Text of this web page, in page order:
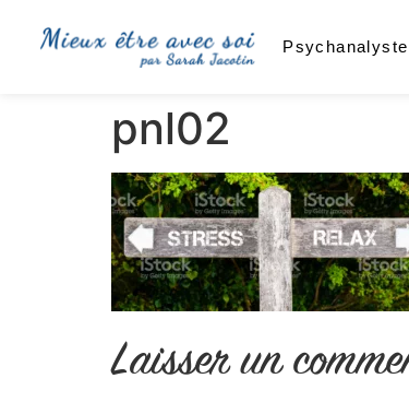
pnl02
Laisser un